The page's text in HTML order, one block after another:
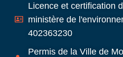
Licence et certification
ministère de
402363230
Permis de la Ville de